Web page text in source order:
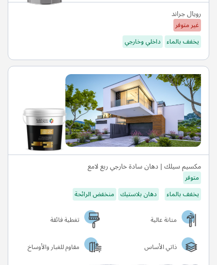
رويال جراند
غير متوفر
يخفف بالماء داخلي وخارجي
مكسيم سيلك | دهان سادة خارجي ربع لامع
متوفر
يخفف بالماء
دهان بلاستيك منخفض الرائحة
متانة عالية
تغطية فائقة
ذاتي الأساس
مقاوم للغبار والأوساخ